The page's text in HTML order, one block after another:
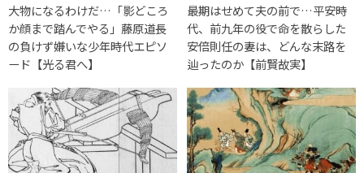
大物になるわけだ…「影どころ
か顔まで踏んでやる」藤原道長
の負けず嫌いな少年時代エピソ
ード【光る君へ】
最期はせめて夫の前で…平安時
代、前九年の役で命を散らした
安倍則任の妻は、どんな末路を
辿ったのか【前賢故実】